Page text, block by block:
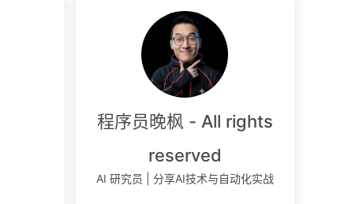
程序员晚枫 - All rights
reserved
AI 研究员 | 分享AI技术与自动化实战